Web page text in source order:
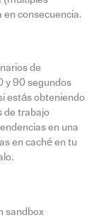
en consecuencia.
de
y 90 segundos
estás obteniendo
de trabajo
en una
en caché en tu
sandbox